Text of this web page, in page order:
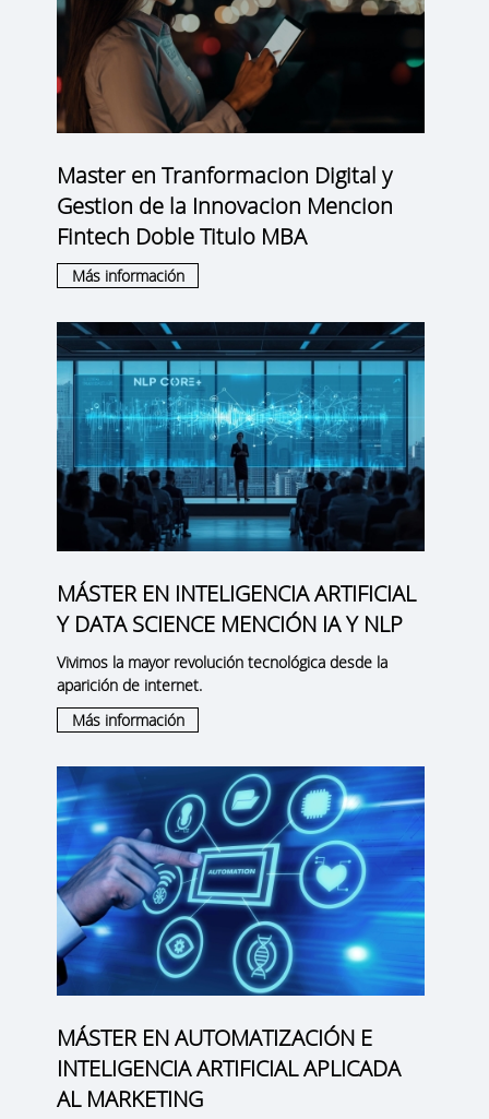
Master en Tranformacion Digital y
Gestion de la Innovacion Mencion
Fintech Doble Titulo MBA
Más información
MÁSTER EN INTELIGENCIA ARTIFICIAL
Y DATA SCIENCE MENCIÓN IA Y NLP
Vivimos la mayor revolución tecnológica desde la
aparición de internet.
Más información
MÁSTER EN AUTOMATIZACIÓN E
INTELIGENCIA ARTIFICIAL APLICADA
AL MARKETING